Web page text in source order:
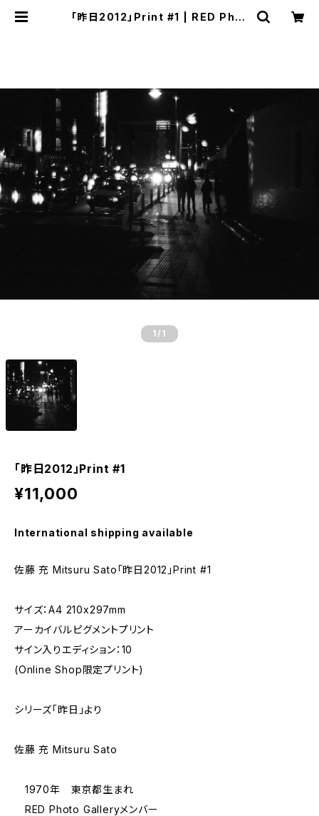
「昨日2012」Print #1 | RED Phot
1 /1
「昨日2012」Print #1
¥11,000
International shipping available
佐藤 充 Mitsuru Sato「昨日2012」Print #1
サイズ：A4 210x297mm
アーカイバルピグメントプリント
サイン入りエディション：10
(Online Shop限定プリント)
シリーズ「昨日」より
佐藤 充 Mitsuru Sato
1970年 東京都生まれ
RED Photo Galleryメンバー